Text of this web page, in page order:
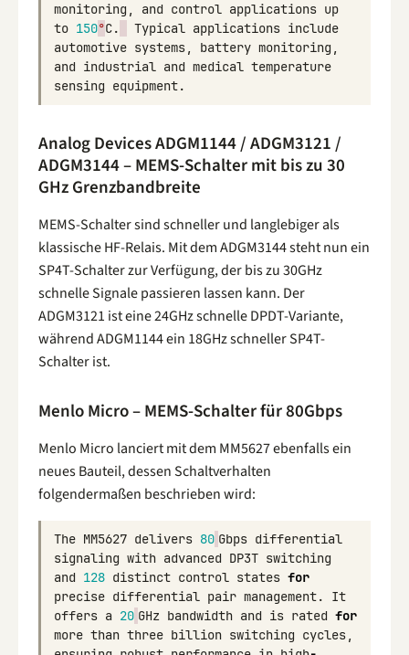
monitoring , and control applications up
to 150°C. Typical applications include
automotive systems, battery monitoring ,
and industrial and medical temperature
sensing equipment.
Analog Devices ADGM1144 / ADGM3121 /
ADGM3144 – MEMS-Schalter mit bis zu 30
GHz Grenzbandbreite
MEMS-Schalter sind schneller und langlebiger als
klassische HF-Relais. Mit dem ADGM3144 steht nun ein
SP4T-Schalter zur Verfügung, der bis zu 30GHz
schnelle Signale passieren lassen kann. Der
ADGM3121 ist eine 24GHz schnelle DPDT-Variante,
während ADGM1144 ein 18GHz schneller SP4T-
Schalter ist.
Menlo Micro – MEMS-Schalter für 80Gbps
Menlo Micro lanciert mit dem MM5627 ebenfalls ein
neues Bauteil, dessen Schaltverhalten
folgendermaßen beschrieben wird:
The MM5627 delivers 80 Gbps differential
signaling with advanced DP3T switching
and 128 distinct control states for
precise differential pair management.
It
offers a 20 GHz bandwidth and is rated for
more than three billion switching cycles,